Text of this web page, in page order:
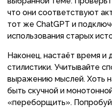
что они соответствуют
тот же ChatGPT и
использования старых
Наконец, настаёт время и
стилистики. Учитывайте
выражению мыслей. Хоть
быть скучной и
«переборщить».